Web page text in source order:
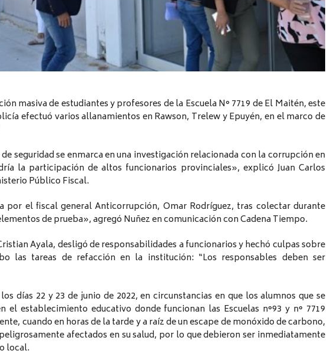
masiva de estudiantes y profesores de la Escuela N° 7719 de El Maitén, este
efectuó varios allanamientos en Rawson, Trelew y Epuyén, en el marco de
seguridad se enmarca en una investigación relacionada con la corrupción en
la participación de altos funcionarios provinciales», explicó Juan Carlos
Público Fiscal.
por el fiscal general Anticorrupción, Omar Rodríguez, tras colectar durante
de prueba», agregó Nuñez en comunicación con Cadena Tiempo.
Ayala, desligó de responsabilidades a funcionarios y hechó culpas sobre
las tareas de refacción en la institución: “Los responsables deben ser
días 22 y 23 de junio de 2022, en circunstancias en que los alumnos que se
el establecimiento educativo donde funcionan las Escuelas n°93 y n° 7719
cuando en horas de la tarde y a raíz de un escape de monóxido de carbono,
afectados en su salud, por lo que debieron ser inmediatamente
local.